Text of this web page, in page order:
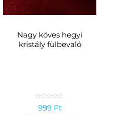
Nagy köves hegyi
kristály fülbevaló
999 Ft